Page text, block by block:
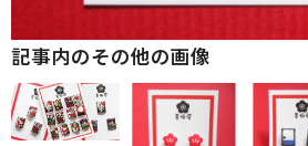
記事内のその他の画像